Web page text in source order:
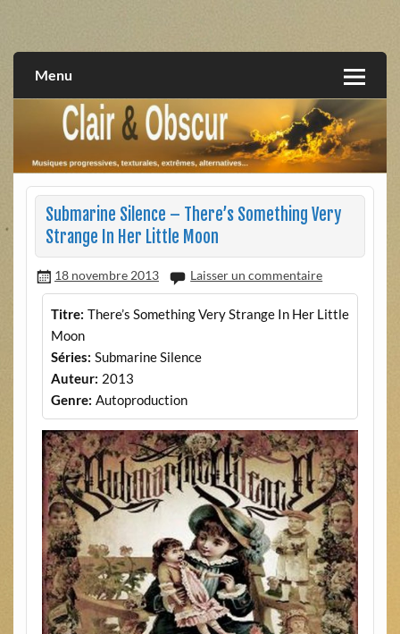
extrêmes, alternatives, texturales
Menu
Submarine Silence – There’s Something Very
Strange In Her Little Moon
18 novembre 2013 Laisser un commentaire
Titre: There’s Something Very Strange In Her Little
Moon
Séries: Submarine Silence
Auteur: 2013
Genre: Autoproduction